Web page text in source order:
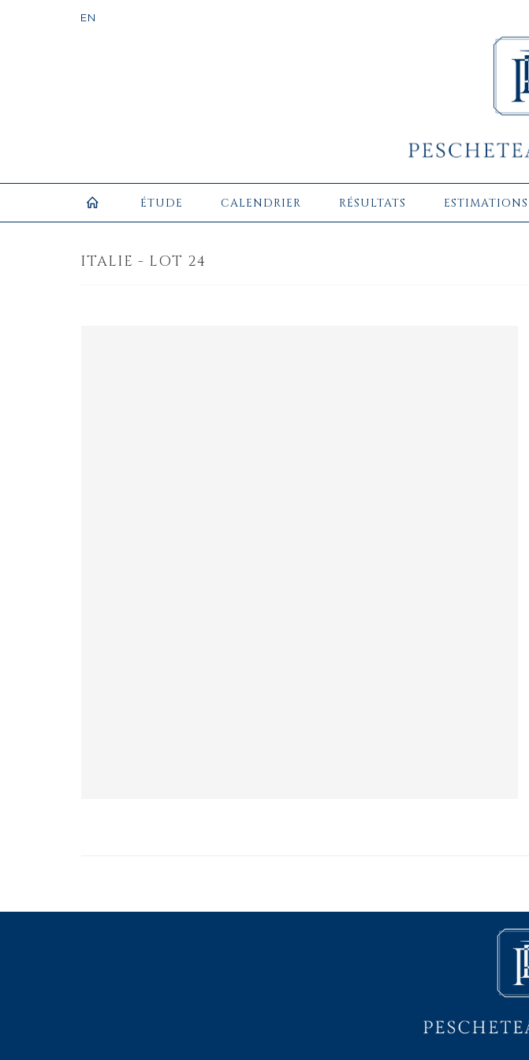
ÉTUDE CALENDRIER RÉSULTATS ESTIMATIONS
ITALIE - LOT 24